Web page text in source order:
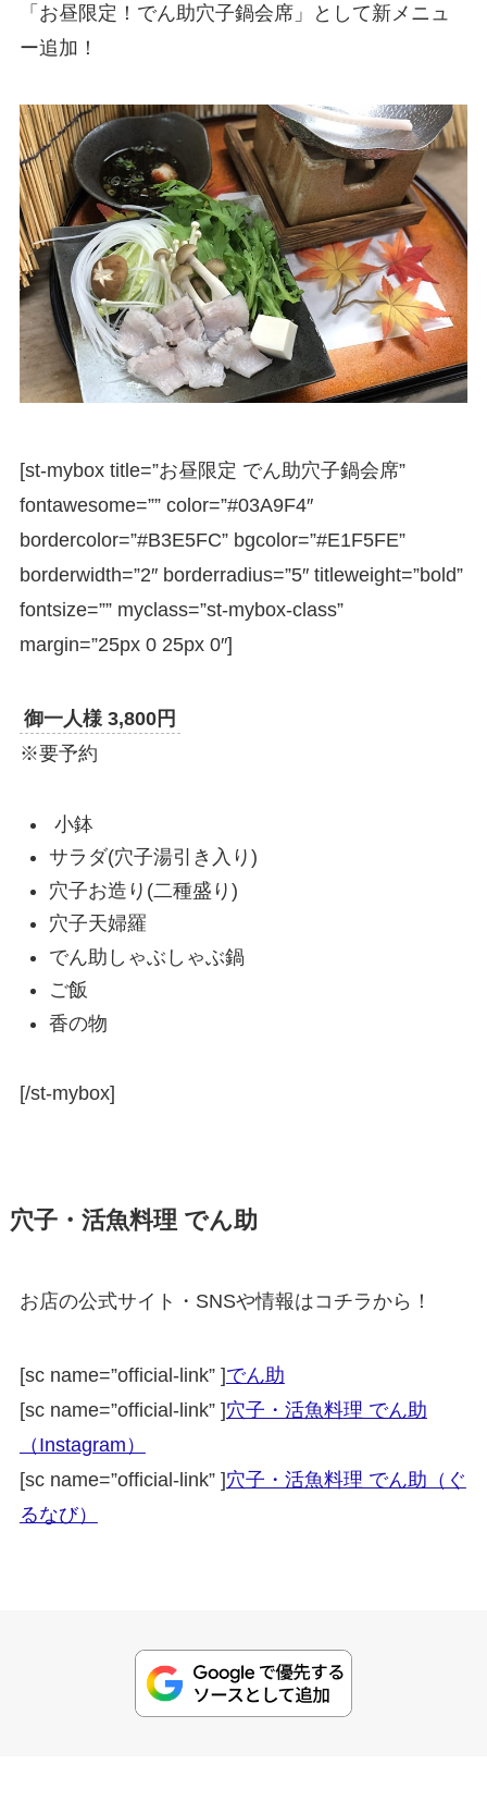
「お昼限定！でん助穴子鍋会席」として新メニュ
ー追加！
[st-mybox title=”お昼限定 でん助穴子鍋会席”
fontawesome=”” color=”#03A9F4″
bordercolor=”#B3E5FC” bgcolor=”#E1F5FE”
borderwidth=”2″ borderradius=”5″ titleweight=”bold”
fontsize=”” myclass=”st-mybox-class”
margin=”25px 0 25px 0″]
御一人様 3,800円
※要予約
小鉢
サラダ(穴子湯引き入り)
穴子お造り(二種盛り)
穴子天婦羅
でん助しゃぶしゃぶ鍋
ご飯
香の物
[/st-mybox]
穴子・活魚料理 でん助
お店の公式サイト・SNSや情報はコチラから！
[sc name=”official-link” ]でん助
[sc name=”official-link” ]穴子・活魚料理 でん助
（Instagram）
[sc name=”official-link” ]穴子・活魚料理 でん助（ぐ
るなび）